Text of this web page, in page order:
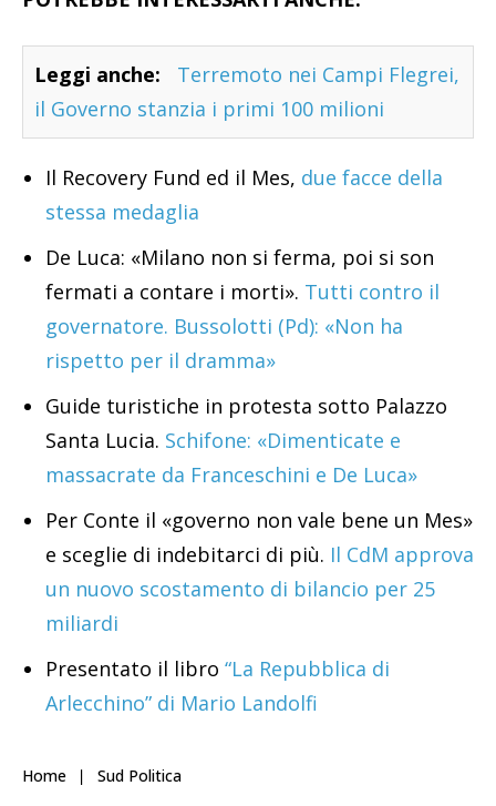
Leggi anche:
Terremoto nei Campi Flegrei,
il Governo stanzia i primi 100 milioni
Il Recovery Fund ed il Mes, due facce della
stessa medaglia
De Luca: «Milano non si ferma, poi si son
fermati a contare i morti». Tutti contro il
governatore. Bussolotti (Pd): «Non ha
rispetto per il dramma»
Guide turistiche in protesta sotto Palazzo
Santa Lucia. Schifone: «Dimenticate e
massacrate da Franceschini e De Luca»
Per Conte il «governo non vale bene un Mes»
e sceglie di indebitarci di più. Il CdM approva
un nuovo scostamento di bilancio per 25
miliardi
Presentato il libro “La Repubblica di
Arlecchino” di Mario Landolfi
Home Sud Politica